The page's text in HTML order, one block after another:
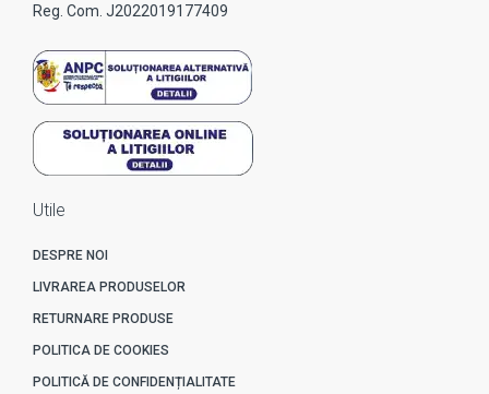
Reg. Com. J2022019177409
Utile
DESPRE NOI
LIVRAREA PRODUSELOR
RETURNARE PRODUSE
POLITICA DE COOKIES
POLITICĂ DE CONFIDENȚIALITATE